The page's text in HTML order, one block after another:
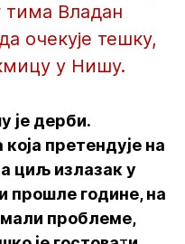
тима Владан
очекује тешку,
у Нишу.
је дерби.
која претендује на
циљ излазак у
прошле године, на
проблеме,